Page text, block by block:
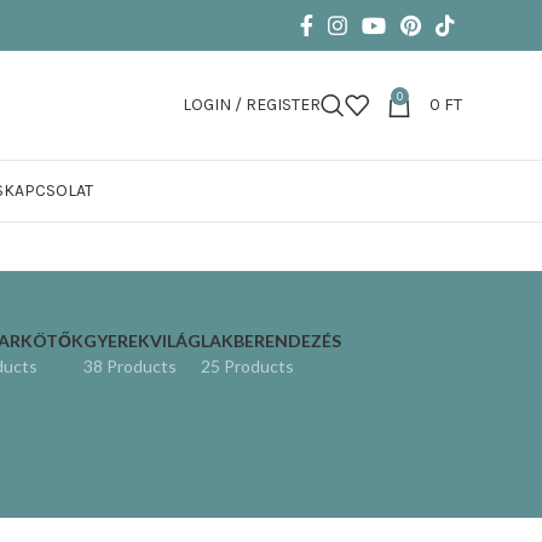
LOGIN / REGISTER 0 0 FT
KAPCSOLAT
GYEREKVILÁG
38 Products
LAKBERENDEZÉS
25 Products